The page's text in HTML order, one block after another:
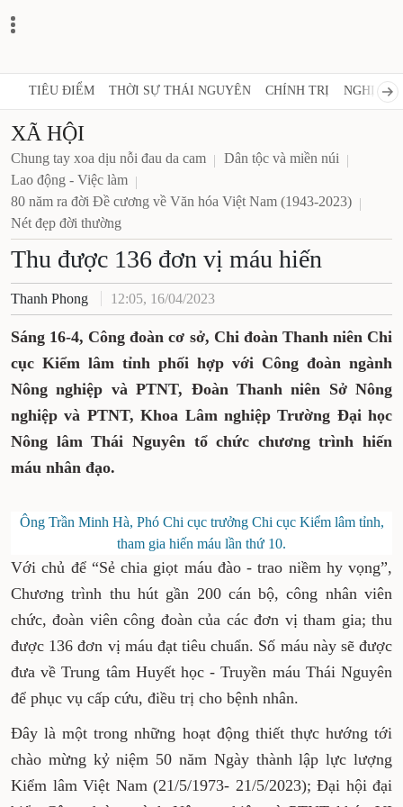
TIÊU ĐIỂM THỜI SỰ THÁI NGUYÊN CHÍNH TRỊ NGHỊ
XÃ HỘI
Chung tay xoa dịu nỗi đau da cam
Dân tộc và miền núi
Lao động - Việc làm
80 năm ra đời Đề cương về Văn hóa Việt Nam (1943-2023)
Nét đẹp đời thường
Thu được 136 đơn vị máu hiến
Thanh Phong 12:05, 16/04/2023
Sáng 16-4, Công đoàn cơ sở, Chi đoàn Thanh niên Chi
cục Kiểm lâm tỉnh phối hợp với Công đoàn ngành
Nông nghiệp và PTNT, Đoàn Thanh niên Sở Nông
nghiệp và PTNT, Khoa Lâm nghiệpTrường Đại học
Nông lâm Thái Nguyên tổ chức chương trình hiến
máu nhân đạo.
Ông Trần Minh Hà, Phó Chi cục trưởng Chi cục Kiểm lâm tỉnh,
tham gia hiến máu lần thứ 10.
Với chủ để “Sẻ chia giọt máu đào - trao niềm hy vọng”,
Chương trình thu hút gần 200 cán bộ, công nhân viên
chức, đoàn viên công đoàn của các đơn vị tham gia; thu
được 136 đơn vị máu đạt tiêu chuẩn. Số máu này sẽ được
đưa về Trung tâm Huyết học - Truyền máu Thái Nguyên
để phục vụ cấp cứu, điều trị cho bệnh nhân.
Đây là một trong những hoạt động thiết thực hướng tới
chào mừng kỷ niệm 50 năm Ngày thành lập lực lượng
Kiểm lâm Việt Nam (21/5/1973- 21/5/2023); Đại hội đại